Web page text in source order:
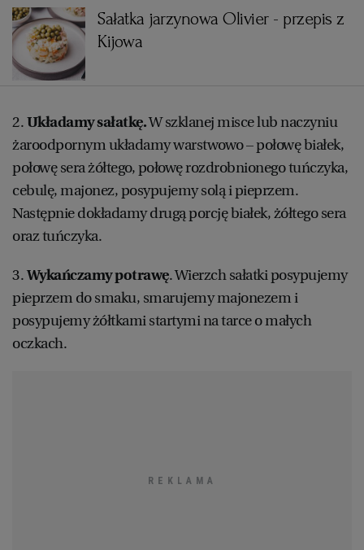
Sałatka jarzynowa Olivier - przepis z
Kijowa
2.Układamy sałatkę.W szklanej misce lub naczyniu
żaroodpornym układamy warstwowo – połowę białek,
połowę sera żółtego, połowę rozdrobnionego tuńczyka,
cebulę, majonez, posypujemy solą i pieprzem.
Następnie dokładamy drugą porcję białek, żółtego sera
oraz tuńczyka.
3.Wykańczamy potrawę. Wierzch sałatki posypujemy
pieprzem do smaku, smarujemy majonezem i
posypujemy żółtkami startymi na tarce o małych
oczkach.